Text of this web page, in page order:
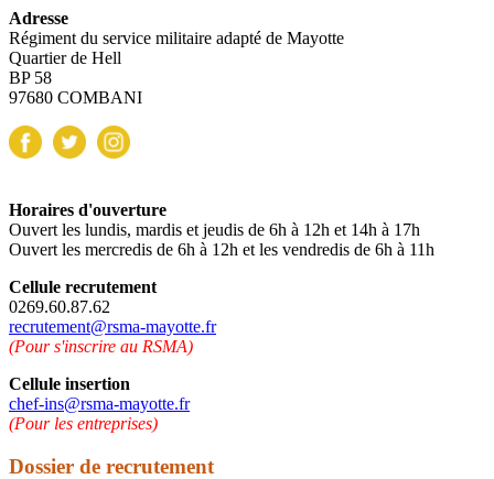
Adresse
Régiment du service militaire adapté de Mayotte
Quartier de Hell
BP 58
97680 COMBANI
Horaires d'ouverture
Ouvert les lundis, mardis et jeudis de 6h à 12h et 14h à 17h
Ouvert les mercredis de 6h à 12h et les vendredis de 6h à 11h
Cellule recrutement
0269.60.87.62
recrutement@rsma-mayotte.fr
(Pour s'inscrire au RSMA)
Cellule insertion
chef-ins@rsma-mayotte.fr
(Pour les entreprises)
Dossier de recrutement